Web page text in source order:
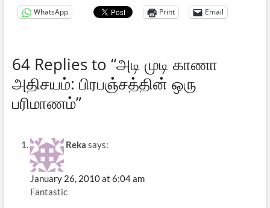
WhatsApp
Print Email
64 Replies to “அடி முடி காணா
அதிசயம்: பிரபஞ்சத்தின் ஒரு
பரிமாணம்”
Reka says:
January 26, 2010 at 6:04 am
Fantastic